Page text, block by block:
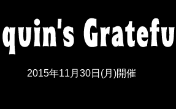
​2015年11月30日(月)開催